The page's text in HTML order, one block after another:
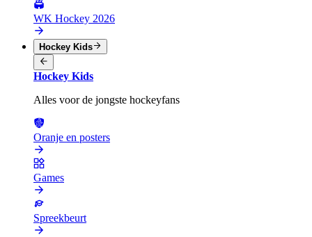
WK Hockey 2026
Hockey Kids
Hockey Kids
Alles voor de jongste hockeyfans
Oranje en posters
Games
Spreekbeurt